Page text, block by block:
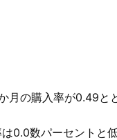
月の購入率が0.49と
0.0数パーセントと